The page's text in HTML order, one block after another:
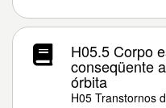
H05.5 Corpo
conseqüente
órbita
H05 Transtornos